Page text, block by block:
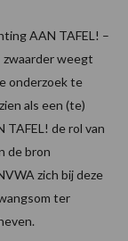
AAN TAFEL! –
weegt
onderzoek te
als een (te)
TAFEL! de rol van
de bron
zich bij deze
ter